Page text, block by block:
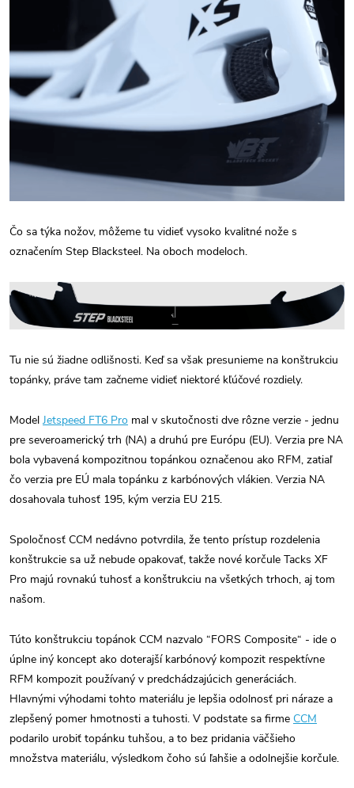
Čo sa týka nožov, môžeme tu vidieť vysoko kvalitné nože s
označením Step Blacksteel. Na oboch modeloch.
Tu nie sú žiadne odlišnosti. Keď sa však presunieme na konštrukciu
topánky, práve tam začneme vidieť niektoré kľúčové rozdiely.
Model Jetspeed FT6 Pro mal v skutočnosti dve rôzne verzie - jednu
pre severoamerický trh (NA) a druhú pre Európu (EU). Verzia pre NA
bola vybavená kompozitnou topánkou označenou ako RFM, zatiaľ
čo verzia pre EÚ mala topánku z karbónových vlákien. Verzia NA
dosahovala tuhosť 195, kým verzia EU 215.
Spoločnosť CCM nedávno potvrdila, že tento prístup rozdelenia
konštrukcie sa už nebude opakovať, takže nové korčule Tacks XF
Pro majú rovnakú tuhosť a konštrukciu na všetkých trhoch, aj tom
našom.
Túto konštrukciu topánok CCM nazvalo “FORS Composite“ - ide o
úplne iný koncept ako doterajší karbónový kompozit respektívne
RFM kompozit používaný v predchádzajúcich generáciách.
Hlavnými výhodami tohto materiálu je lepšia odolnosť pri náraze a
zlepšený pomer hmotnosti a tuhosti. V podstate sa firme CCM
podarilo urobiť topánku tuhšou, a to bez pridania väčšieho
množstva materiálu, výsledkom čoho sú ľahšie a odolnejšie korčule.